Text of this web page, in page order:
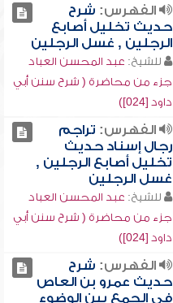
الفهرس: شرح
حديث تخليل أصابع
الرجلين , غسل الرجلين
للشيخ: عبد المحسن العباد
جزء من محاضرة ( شرح سنن أبي
داود [024])
الفهرس: تراجم
رجال إسناد حديث
تخليل أصابع الرجلين ,
غسل الرجلين
للشيخ: عبد المحسن العباد
جزء من محاضرة ( شرح سنن أبي
داود [024])
الفهرس: شرح
حديث عمرو بن العاص
في الجمع بين الوضوء